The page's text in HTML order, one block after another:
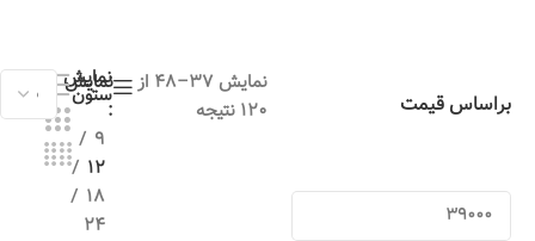
براساس قیمت
نمایش 37–48 از
120 نتیجه
نمایش
ستون
نمایش
9
12
18
24